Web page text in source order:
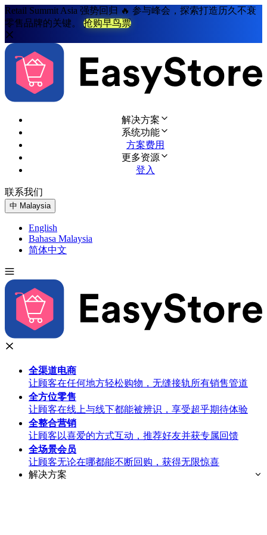
Retail Summit Asia 强势回归 🔥 参与峰会，探索打造历久不衰
零售品牌的关键。
抢购早鸟票
解决方案
系统功能
方案费用
更多资源
登入
联系我们
中 Malaysia
English
Bahasa Malaysia
简体中文
全渠道电商
让顾客在任何地方轻松购物，无缝接轨所有销售管道
全方位零售
让顾客在线上与线下都能被辨识，享受超乎期待体验
全整合营销
让顾客以喜爱的方式互动，推荐好友并获专属回馈
全场景会员
让顾客无论在哪都能不断回购，获得无限惊喜
解决方案